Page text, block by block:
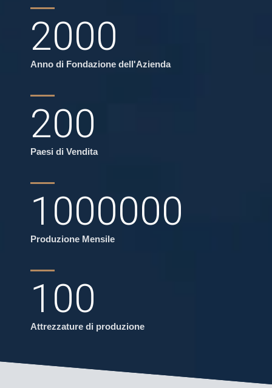
2000
Anno di Fondazione dell'Azienda
200
Paesi di Vendita
1000000
Produzione Mensile
100
Attrezzature di produzione